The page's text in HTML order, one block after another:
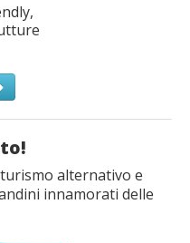
alternativo e
innamorati delle